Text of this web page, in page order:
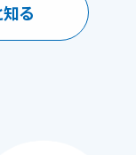
る